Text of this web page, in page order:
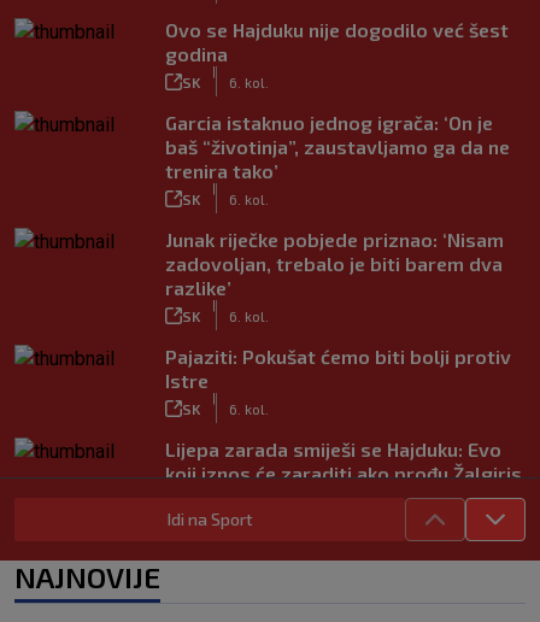
Ovo se Hajduku nije dogodilo već šest
godina
SK 6. kol.
Garcia istaknuo jednog igrača: ‘On je
baš “životinja”, zaustavljamo ga da ne
trenira tako’
SK 6. kol.
Junak riječke pobjede priznao: ‘Nisam
zadovoljan, trebalo je biti barem dva
razlike’
SK 6. kol.
Pajaziti: Pokušat ćemo biti bolji protiv
Istre
SK 6. kol.
Lijepa zarada smiješi se Hajduku: Evo
koji iznos će zaraditi ako prođu Žalgiris
Kakav spektakl! Pogledajte čudesan
doček Salaha u Turskoj
Idi na Sport
NAJNOVIJE